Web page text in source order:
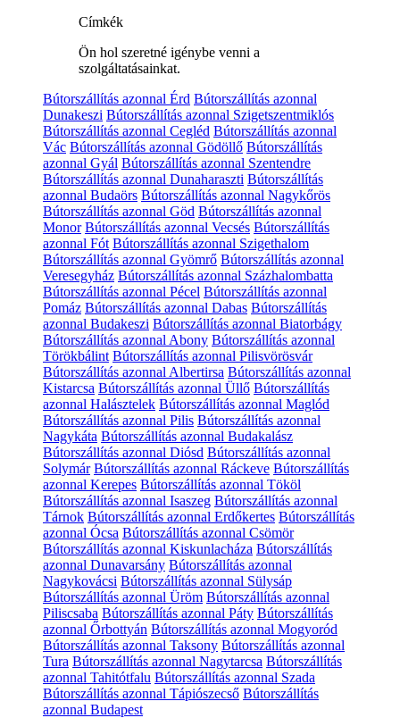
Címkék
Ön hol szeretné igénybe venni a
szolgáltatásainkat.
Bútorszállítás azonnal Érd Bútorszállítás azonnal
Dunakeszi Bútorszállítás azonnal Szigetszentmiklós
Bútorszállítás azonnal Cegléd Bútorszállítás azonnal
Vác Bútorszállítás azonnal Gödöllő Bútorszállítás
azonnal Gyál Bútorszállítás azonnal Szentendre
Bútorszállítás azonnal Dunaharaszti Bútorszállítás
azonnal Budaörs Bútorszállítás azonnal Nagykőrös
Bútorszállítás azonnal Göd Bútorszállítás azonnal
Monor Bútorszállítás azonnal Vecsés Bútorszállítás
azonnal Fót Bútorszállítás azonnal Szigethalom
Bútorszállítás azonnal Gyömrő Bútorszállítás azonnal
Veresegyház Bútorszállítás azonnal Százhalombatta
Bútorszállítás azonnal Pécel Bútorszállítás azonnal
Pomáz Bútorszállítás azonnal Dabas Bútorszállítás
azonnal Budakeszi Bútorszállítás azonnal Biatorbágy
Bútorszállítás azonnal Abony Bútorszállítás azonnal
Törökbálint Bútorszállítás azonnal Pilisvörösvár
Bútorszállítás azonnal Albertirsa Bútorszállítás azonnal
Kistarcsa Bútorszállítás azonnal Üllő Bútorszállítás
azonnal Halásztelek Bútorszállítás azonnal Maglód
Bútorszállítás azonnal Pilis Bútorszállítás azonnal
Nagykáta Bútorszállítás azonnal Budakalász
Bútorszállítás azonnal Diósd Bútorszállítás azonnal
Solymár Bútorszállítás azonnal Ráckeve Bútorszállítás
azonnal Kerepes Bútorszállítás azonnal Tököl
Bútorszállítás azonnal Isaszeg Bútorszállítás azonnal
Tárnok Bútorszállítás azonnal Erdőkertes Bútorszállítás
azonnal Ócsa Bútorszállítás azonnal Csömör
Bútorszállítás azonnal Kiskunlacháza Bútorszállítás
azonnal Dunavarsány Bútorszállítás azonnal
Nagykovácsi Bútorszállítás azonnal Sülysáp
Bútorszállítás azonnal Üröm Bútorszállítás azonnal
Piliscsaba Bútorszállítás azonnal Páty Bútorszállítás
azonnal Őrbottyán Bútorszállítás azonnal Mogyoród
Bútorszállítás azonnal Taksony Bútorszállítás azonnal
Tura Bútorszállítás azonnal Nagytarcsa Bútorszállítás
azonnal Tahitótfalu Bútorszállítás azonnal Szada
Bútorszállítás azonnal Tápiószecső Bútorszállítás
azonnal Budapest